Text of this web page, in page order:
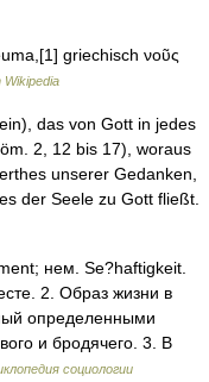
griechisch νoῦς
Wikipedia
das von Gott in jedes
2, 12 bis 17), woraus
unserer Gedanken,
der Seele zu Gott fließt.
нем. Se?haftigkeit.
2. Образ жизни в
определенными
и бродячего. 3. В
социологии